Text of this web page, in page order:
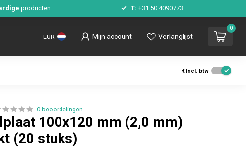
producten T: +31 50 4090773
EUR Mijn account Verlanglijst
0
€ Incl. btw
0 beoordelingen
100x120 mm (2,0 mm)
(20 stuks)